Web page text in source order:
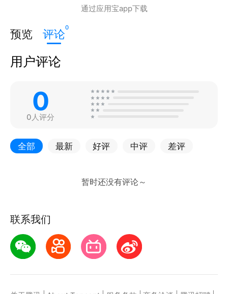
通过应用宝app下载
预览 评论0
用户评论
0
0人评分
全部 最新 好评 中评 差评
联系我们